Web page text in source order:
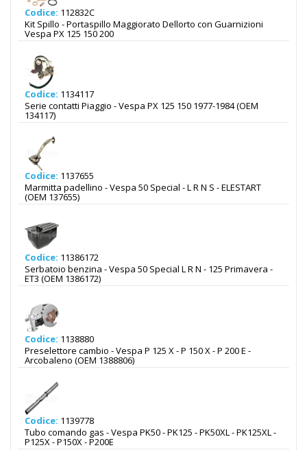
Codice: 112832C
Kit Spillo - Portaspillo Maggiorato Dellorto con Guarnizioni
Vespa PX 125 150 200
Codice: 1134117
Serie contatti Piaggio - Vespa PX 125 150 1977-1984 (OEM
134117)
Codice: 1137655
Marmitta padellino - Vespa 50 Special - L R N S - ELESTART
(OEM 137655)
Codice: 11386172
Serbatoio benzina - Vespa 50 Special L R N - 125 Primavera -
ET3 (OEM 1386172)
Codice: 1138880
Preselettore cambio - Vespa P 125 X - P 150 X - P 200 E -
Arcobaleno (OEM 1388806)
Codice: 1139778
Tubo comando gas - Vespa PK50 - PK125 - PK50XL - PK125XL -
P125X - P150X - P200E